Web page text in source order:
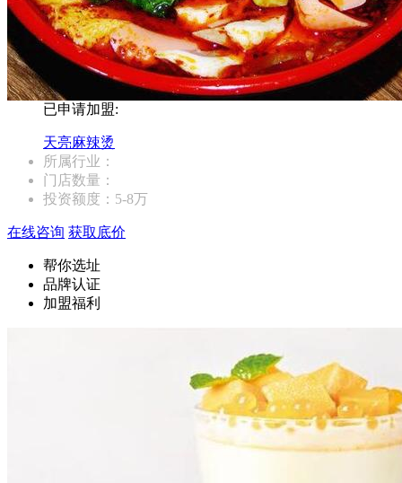
已申请加盟:
天亮麻辣烫
所属行业：
门店数量：
投资额度： 5-8万
在线咨询 获取底价
帮你选址
品牌认证
加盟福利